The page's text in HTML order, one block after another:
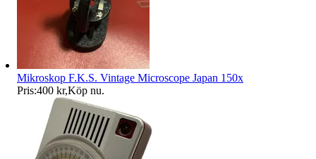
Mikroskop F.K.S. Vintage Microscope Japan 150x
Pris:400 kr,Köp nu.